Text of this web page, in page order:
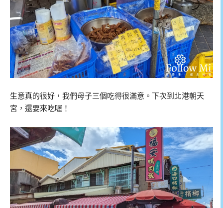
生意真的很好，我們母子三個吃得很滿意。下次到北港朝天
宮，還要來吃喔！